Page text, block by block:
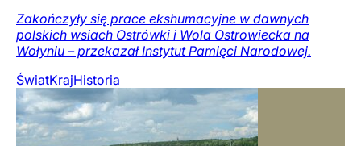
Zakończyły się prace ekshumacyjne w dawnych
polskich wsiach Ostrówki i Wola Ostrowiecka na
Wołyniu – przekazał Instytut Pamięci Narodowej.
ŚwiatKrajHistoria